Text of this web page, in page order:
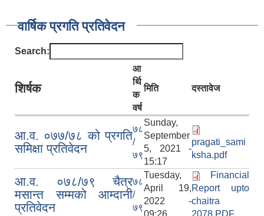
वार्षिक प्रगति प्रतिवेदन
Search:
शिर्षक
आ
र्थि
क
वर्ष
मिति दस्तावेज
आ.व. ०७७/७८ को प्रगति
समिक्षा प्रतिवेदन
७८
/
७९
Sunday,
September
5, 2021 -
15:17
pragati_sami
ksha.pdf
आ.व. ०७८/७९ चैत्र
मसान्त सम्मको आम्दानी
प्रतिवेदन
७८
/
७९
Tuesday,
April 19,
2022 -
Financial
Report upto
chaitra